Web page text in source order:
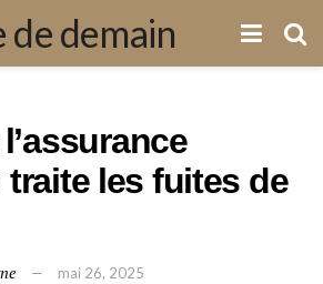
de demain
les fuites de
mai 26, 2025